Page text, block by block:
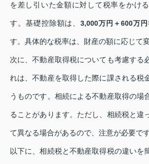
を差し引いた金額に対して税率をかけ
す。基礎控除額は、3,000万円＋600万
す。具体的な税率は、財産の額に応じて
次に、不動産取得税についても考慮する
れは、不動産を取得した際に課される税
うものです。相続による不動産取得の場
ることがあります。ただし、相続税と違
て異なる場合があるので、注意が必要です
以下に、相続税と不動産取得税の違いを